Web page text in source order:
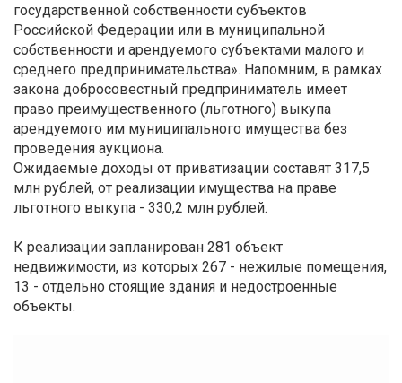
государственной собственности субъектов
Российской Федерации или в муниципальной
собственности и арендуемого субъектами малого и
среднего предпринимательства». Напомним, в рамках
закона добросовестный предприниматель имеет
право преимущественного (льготного) выкупа
арендуемого им муниципального имущества без
проведения аукциона.
Ожидаемые доходы от приватизации составят 317,5
млн рублей, от реализации имущества на праве
льготного выкупа - 330,2 млн рублей.
К реализации запланирован 281 объект
недвижимости, из которых 267 - нежилые помещения,
13 - отдельно стоящие здания и недостроенные
объекты.